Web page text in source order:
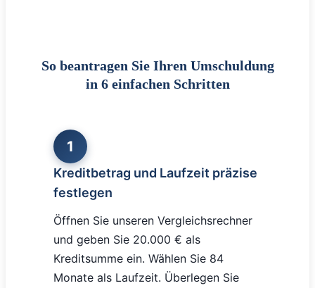
So beantragen Sie Ihren Umschuldung
in 6 einfachen Schritten
1
Kreditbetrag und Laufzeit präzise
festlegen
Öffnen Sie unseren Vergleichsrechner
und geben Sie 20.000 € als
Kreditsumme ein. Wählen Sie 84
Monate als Laufzeit. Überlegen Sie